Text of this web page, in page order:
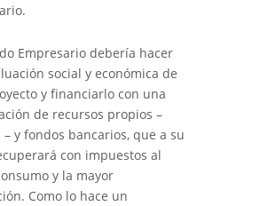
Empresario debería hacer
social y económica de
y financiarlo con una
de recursos propios –
y fondos bancarios, que a su
con impuestos al
y la mayor
Como lo hace un